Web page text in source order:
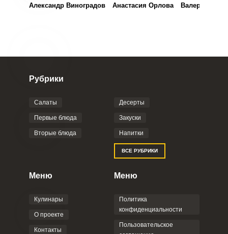
Александр Виноградов Анастасия Орлова Валерия
Рубрики
Салаты
Первые блюда
Вторые блюда
Десерты
Закуски
Напитки
ВСЕ РУБРИКИ
Меню
Кулинары
О проекте
Контакты
Меню
Политика
конфиденциальности
Пользовательское